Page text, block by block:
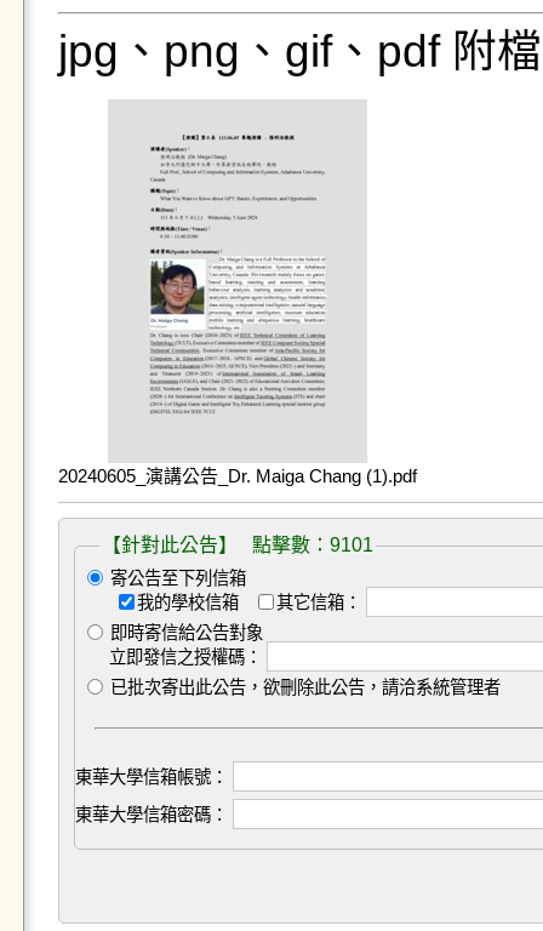
jpg、png、gif、pdf 附
20240605_演講公告_Dr. Maiga Chang (1).pdf
【針對此公告】 點擊數：9101
寄公告至下列信箱
我的學校信箱
其它信箱：
即時寄信給公告對象
立即發信之授權碼：
已批次寄出此公告，欲刪除此公告，請洽系統管理者
東華大學信箱帳號：
東華大學信箱密碼：